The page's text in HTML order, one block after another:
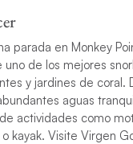
parada en Monkey
uno de los mejores
y jardines de coral.
aguas
actividades como
kayak. Visite Virgen